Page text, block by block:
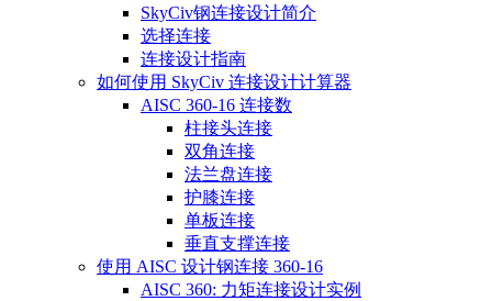
SkyCiv钢连接设计简介
选择连接
连接设计指南
如何使用 SkyCiv 连接设计计算器
AISC 360-16 连接数
柱接头连接
双角连接
法兰盘连接
护膝连接
单板连接
垂直支撑连接
使用 AISC 设计钢连接 360-16
AISC 360: 力矩连接设计实例